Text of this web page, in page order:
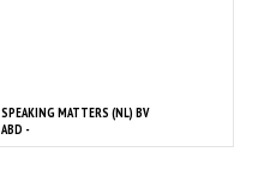
SPEAKING MATTERS (NL) BV
ABD -